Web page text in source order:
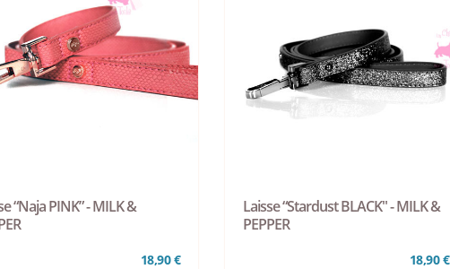
“Naja PINK” - MILK &
18,90 €
Laisse “Stardust BLACK" - MILK &
PEPPER
18,90 €